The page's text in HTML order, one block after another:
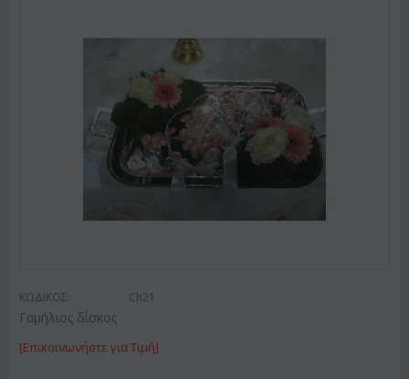
ΚΩΔΙΚΟΣ: Ch21
Γαμήλιος δίσκος
[Επικοινωνήστε για Τιμή]